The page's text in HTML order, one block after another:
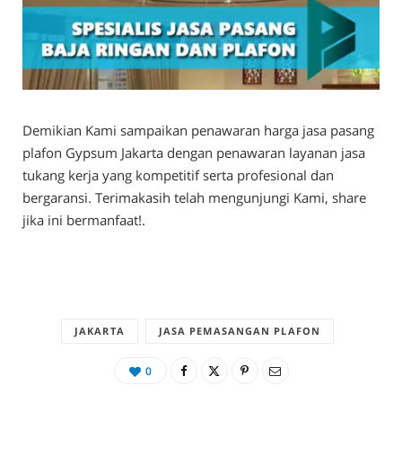
Demikian Kami sampaikan penawaran harga jasa pasang
plafon Gypsum Jakarta dengan penawaran layanan jasa
tukang kerja yang kompetitif serta profesional dan
bergaransi. Terimakasih telah mengunjungi Kami, share
jika ini bermanfaat!.
JAKARTA JASA PEMASANGAN PLAFON
0